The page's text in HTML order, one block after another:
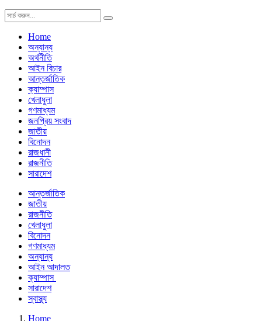
Home
অন্যান্য
অর্থনীতি
আইন বিচার
আন্তর্জাতিক
ক্যাম্পাস
খেলাধুলা
গণমাধ্যম
জনপ্রিয় সংবাদ
জাতীয়
বিনোদন
রাজধানী
রাজনীতি
সারাদেশ
আন্তর্জাতিক
জাতীয়
রাজনীতি
খেলাধুলা
বিনোদন
গণমাধ্যম
অন্যান্য
আইন আদালত
ক্যাম্পাস
সারাদেশ
স্বাস্থ্য
Home